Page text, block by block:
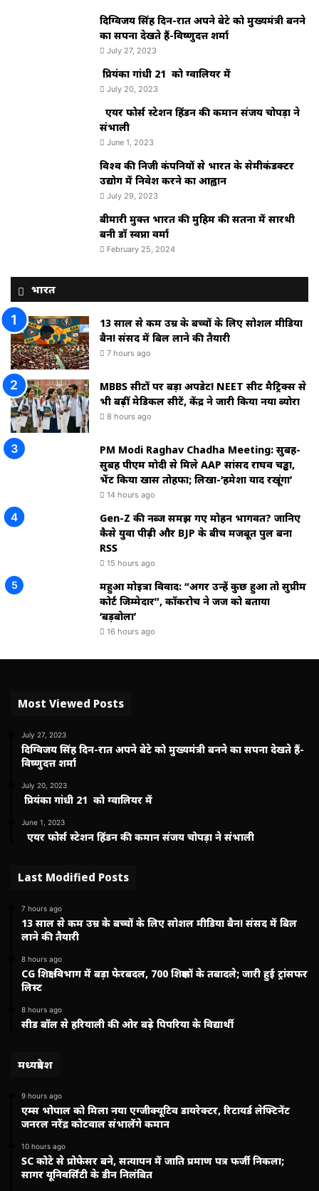
दिग्विजय सिंह दिन-रात अपने बेटे को मुख्यमंत्री बनने
का सपना देखते हैं-विष्णुदत्त शर्मा
July 27, 2023
प्रियंका गांधी 21 को ग्वालियर में
July 20, 2023
एयर फोर्स स्टेशन हिंडन की कमान संजय चोपड़ा ने
संभाली
June 1, 2023
विश्‍व की निजी कंपनियों से भारत के सेमीकंडक्टर
उद्योग में निवेश करने का आह्वान
July 29, 2023
बीमारी मुक्त भारत की मुहिम की सतना में सारथी
बनी डाॅ स्वप्ना वर्मा
February 25, 2024
भारत
13 साल से कम उम्र के बच्चों के लिए सोशल मीडिया
बैन! संसद में बिल लाने की तैयारी
7 hours ago
MBBS सीटों पर बड़ा अपडेट! NEET सीट मैट्रिक्स से
भी बढ़ीं मेडिकल सीटें, केंद्र ने जारी किया नया ब्योरा
8 hours ago
PM Modi Raghav Chadha Meeting: सुबह-
सुबह पीएम मोदी से मिले AAP सांसद राघव चड्ढा,
भेंट किया खास तोहफा; लिखा-‘हमेशा याद रखूंगा’
14 hours ago
Gen-Z की नब्ज समझ गए मोहन भागवत? जानिए
कैसे युवा पीढ़ी और BJP के बीच मजबूत पुल बना
RSS
15 hours ago
महुआ मोइत्रा विवाद: “अगर उन्हें कुछ हुआ तो सुप्रीम
कोर्ट जिम्मेदार”, कॉकरोच ने जज को बताया
‘बड़बोला’
16 hours ago
Most Viewed Posts
July 27, 2023
दिग्विजय सिंह दिन-रात अपने बेटे को मुख्यमंत्री बनने का सपना देखते हैं-
विष्णुदत्त शर्मा
July 20, 2023
प्रियंका गांधी 21 को ग्वालियर में
June 1, 2023
एयर फोर्स स्टेशन हिंडन की कमान संजय चोपड़ा ने संभाली
Last Modified Posts
7 hours ago
13 साल से कम उम्र के बच्चों के लिए सोशल मीडिया बैन! संसद में बिल
लाने की तैयारी
8 hours ago
CG शिक्षा विभाग में बड़ा फेरबदल, 700 शिक्षकों के तबादले; जारी हुई ट्रांसफर
लिस्ट
8 hours ago
सीड बॉल से हरियाली की ओर बढ़े पिपरिया के विद्यार्थी
मध्यप्रदेश
9 hours ago
एम्स भोपाल को मिला नया एग्जीक्यूटिव डायरेक्टर, रिटायर्ड लेफ्टिनेंट
जनरल नरेंद्र कोटवाल संभालेंगे कमान
10 hours ago
SC कोटे से प्रोफेसर बने, सत्यापन में जाति प्रमाण पत्र फर्जी निकला;
सागर यूनिवर्सिटी के डीन निलंबित